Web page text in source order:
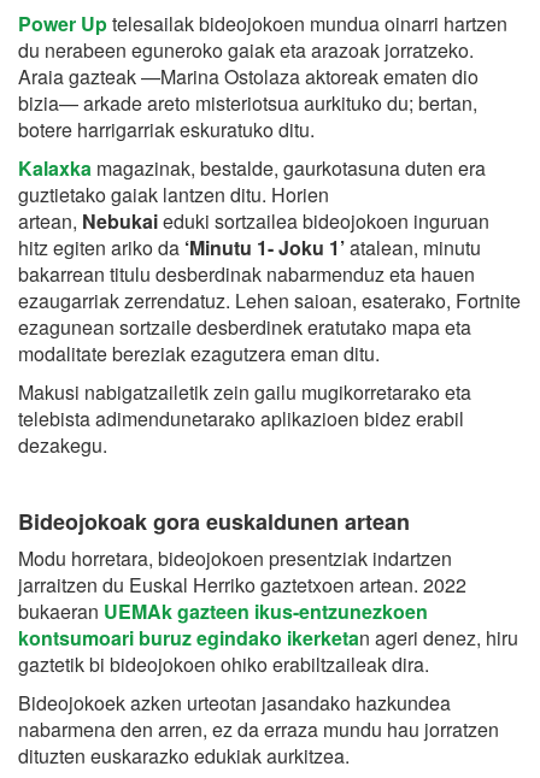
Power Uptelesailak bideojokoen mundua oinarri hartzen
du nerabeen eguneroko gaiak eta arazoak jorratzeko.
Araia gazteak —Marina Ostolaza aktoreak ematen dio
bizia— arkade areto misteriotsua aurkituko du; bertan,
botere harrigarriak eskuratuko ditu.
Kalaxka magazinak, bestalde, gaurkotasuna duten era
guztietako gaiak lantzen ditu. Horien
artean, Nebukaieduki sortzailea bideojokoen inguruan
hitz egiten ariko da ‘Minutu 1- Joku 1’atalean, minutu
bakarrean titulu desberdinak nabarmenduz eta hauen
ezaugarriak zerrendatuz. Lehen saioan, esaterako, Fortnite
ezagunean sortzaile desberdinek eratutako mapa eta
modalitate bereziak ezagutzera eman ditu.
Makusi nabigatzailetik zein gailu mugikorretarako eta
telebista adimendunetarako aplikazioen bidez erabil
dezakegu.
Bideojokoak gora euskaldunen artean
Modu horretara, bideojokoen presentziak indartzen
jarraitzen du Euskal Herriko gaztetxoen artean. 2022
bukaeran UEMAk gazteen ikus-entzunezkoen
kontsumoari buruz egindako ikerketan ageri denez, hiru
gaztetik bi bideojokoen ohiko erabiltzaileak dira.
Bideojokoek azken urteotan jasandako hazkundea
nabarmena den arren, ez da erraza mundu hau jorratzen
dituzten euskarazko edukiak aurkitzea.